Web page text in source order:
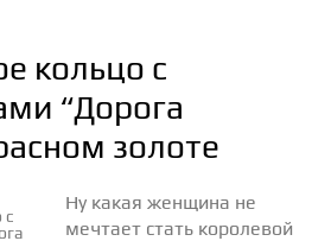
кольцо с
“Дорога
золоте
Ну какая женщина не
мечтает стать королевой